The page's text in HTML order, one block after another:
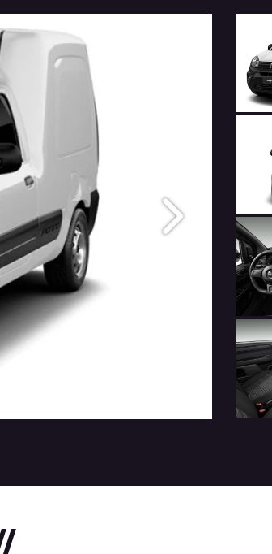
OS ÂNGULOS